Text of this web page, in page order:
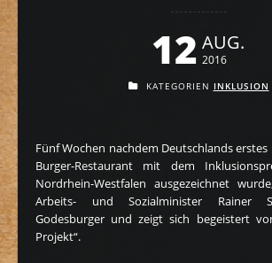
12 AUG.
2016
KATEGORIEN INKLUSION
Fünf Wochen nachdem Deutschlands
Burger-Restaurant mit dem
Nordrhein-Westfalen ausgezeichnet
Arbeits- und Sozialminister Rainer
Godesburger und zeigt sich begeistert
Projekt“.